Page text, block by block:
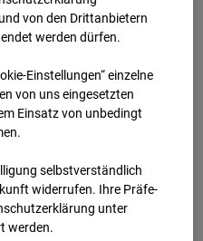
Hannover
von den Drittanbietern
werden dürfen.
Einstellungen“ einzelne
von uns eingesetzten
Einsatz von unbedingt
selbstverständlich
widerrufen. Ihre Prä­fe­
unter
werden.